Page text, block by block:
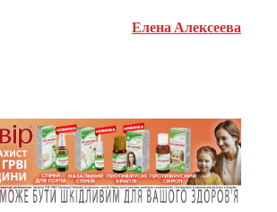
Елена Алексеева